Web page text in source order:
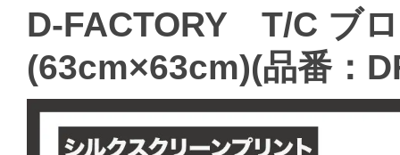
D-FACTORY T/C ブ
(63cm×63cm)(品番：